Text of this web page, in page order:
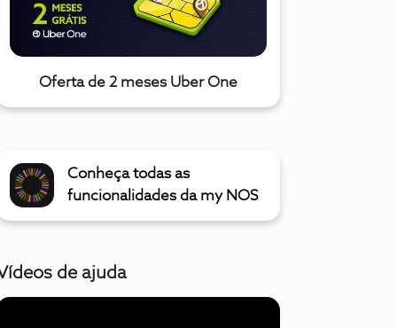
Oferta de 2 meses Uber One
Conheça todas as
funcionalidades da my NOS
de ajuda